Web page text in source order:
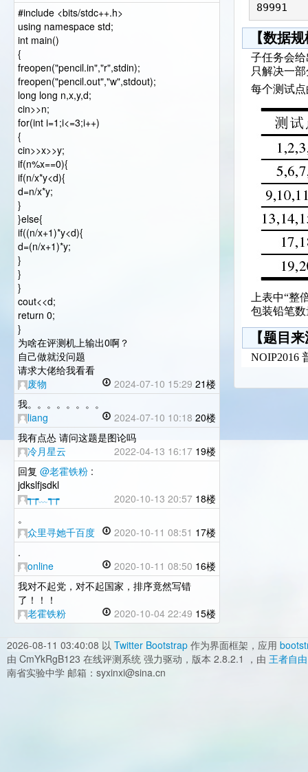
#include <bits/stdc++.h>
using namespace std;
int main()
{
freopen("pencil.in","r",stdin);
freopen("pencil.out","w",stdout);
long long n,x,y,d;
cin>>n;
for(int i=1;i<=3;i++)
{
cin>>x>>y;
if(n%x==0){
if(n/x*y<d){
d=n/x*y;
}
}else{
if((n/x+1)*y<d){
d=(n/x+1)*y;
}
}
}
cout<<d;
return 0;
}
为啥在评测机上输出0啊？
自己做就没问题
请求大佬给我看看
废物
2024-07-10 15:29 21楼
我。。。。。。。。
liang
2024-07-10 10:18 20楼
我有点怂 请问这题是图论吗
冷月星云
2022-04-13 16:17 19楼
回复 @老霍铁粉 :
jdkslfjsdkl
┭┮﹏┭┮
2020-10-13 20:57 18楼
。
众里寻她千百度
2020-10-11 08:51 17楼
.
online
2020-10-11 08:50 16楼
我对不起党，对不起国家，排序竟然写错
了！！！
老霍铁粉
2020-10-04 22:49 15楼
89991
【数据
子任务会
只解决一
每个测试
上表中“整
包装铅笔
【题目
NOIP2016
2026-08-11 03:40:08 以 Twitter Bootstrap 作为界面框架，应用
由 CmYkRgB123 在线评测系统 强力驱动，版本 2.8.2.1 ，由 王者自由
南省实验中学 邮箱：syxinxi@sina.cn